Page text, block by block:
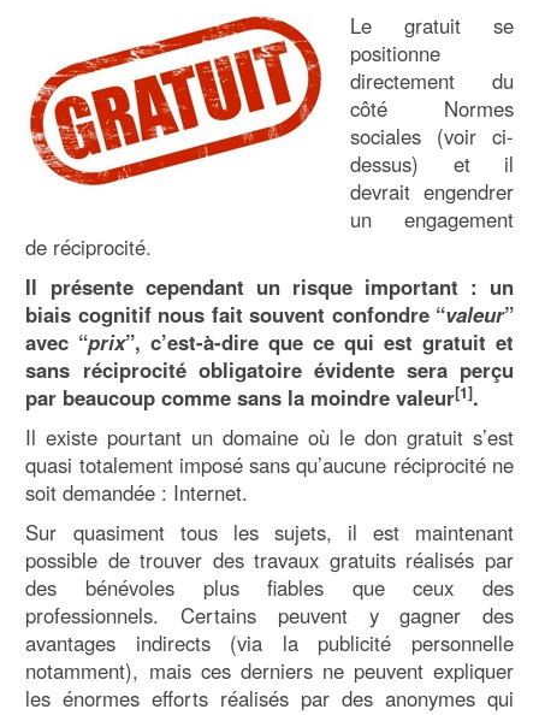
Le gratuit se
positionne
directement du
côté Normes
sociales (voir ci-
dessus) et il
devrait engendrer
un engagement
de réciprocité.
Il présente cependant un risque important : un
biais cognitif nous fait souvent confondre “valeur”
avec “prix”, c’est-à-dire que ce qui est gratuit et
sans réciprocité obligatoire évidente sera perçu
par beaucoup comme sans la moindre valeur[1].
Il existe pourtant un domaine où le don gratuit s’est
quasi totalement imposé sans qu’aucune réciprocité ne
soit demandée : Internet.
Sur quasiment tous les sujets, il est maintenant
possible de trouver des travaux gratuits réalisés par
des bénévoles plus fiables que ceux des
professionnels. Certains peuvent y gagner des
avantages indirects (via la publicité personnelle
notamment), mais ces derniers ne peuvent expliquer
les énormes efforts réalisés par des anonymes qui